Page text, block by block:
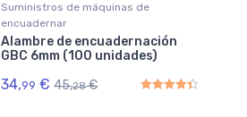
Suministros de máquinas de
encuadernar
Alambre de encuadernación
GBC 6mm (100 unidades)
34,99 € 45,28 €